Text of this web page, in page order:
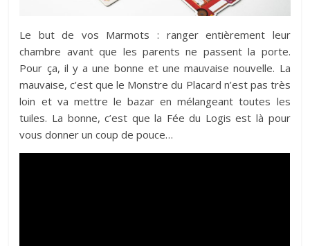
Le but de vos Marmots : ranger entièrement leur
chambre avant que les parents ne passent la porte.
Pour ça, il y a une bonne et une mauvaise nouvelle. La
mauvaise, c’est que le Monstre du Placard n’est pas très
loin et va mettre le bazar en mélangeant toutes les
tuiles. La bonne, c’est que la Fée du Logis est là pour
vous donner un coup de pouce…